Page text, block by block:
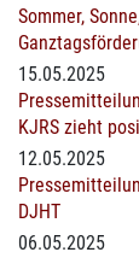
Sommer,
15.05.2025
KJRS zieht
12.05.2025
DJHT
06.05.2025